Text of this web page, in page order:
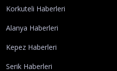
Korkuteli Haberleri
Alanya Haberleri
Kepez Haberleri
Serik Haberleri